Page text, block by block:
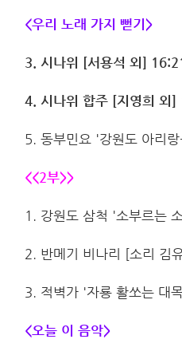
<우리 노래 가지 뻗기>
3. 시나위 [서용석 외]
4. 시나위 합주 [지영희 외
5. 동부민요 '강원도 아리
<<2부>>
1. 강원도 삼척 '소부르는
2. 반메기 비나리 [소리 김
3. 적벽가 '자룡 활쏘는 대
<오늘 이 음악>